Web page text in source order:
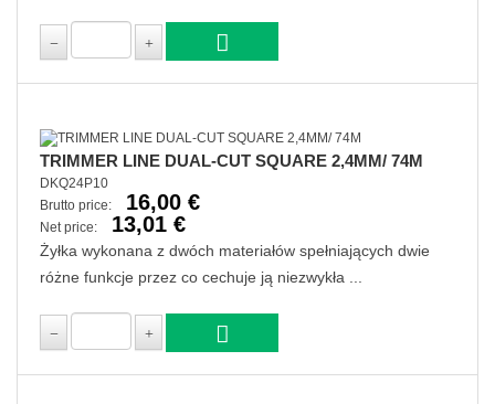
TRIMMER LINE DUAL-CUT SQUARE 2,4MM/ 74M
DKQ24P10
Brutto price:
16,00 €
Net price: 13,01 €
Żyłka wykonana z dwóch materiałów spełniających dwie
różne funkcje przez co cechuje ją niezwykła ...